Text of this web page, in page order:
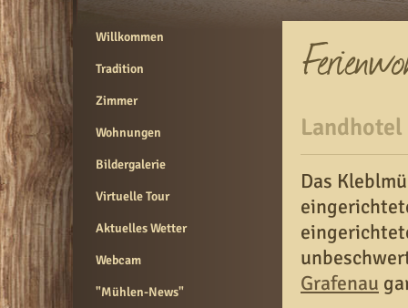
Das
Grafenau
Willkommen
Tradition
Zimmer
Wohnungen
Bildergalerie
Virtuelle Tour
Aktuelles Wetter
Webcam
"Mühlen-News"